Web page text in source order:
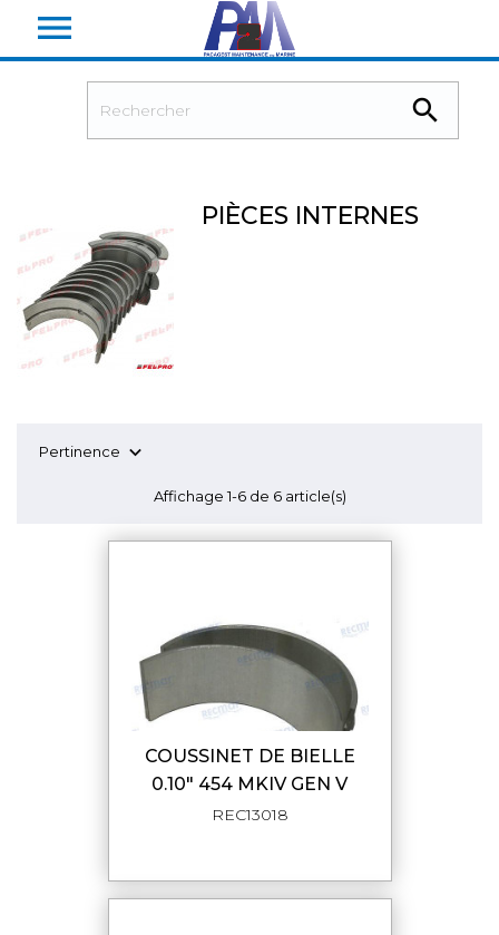


PIÈCES INTERNES
Pertinence 
Affichage 1-6 de 6 article(s)
COUSSINET DE BIELLE
0.10" 454 MKIV GEN V
REC13018